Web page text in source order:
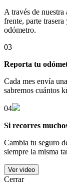
A través de
frente, parte
odómetro.
03
Reporta tu
Cada mes envía
sabremos cuántos
04
Si recorres
Cambia tu seguro
siempre la misma
Ver video
Cerrar